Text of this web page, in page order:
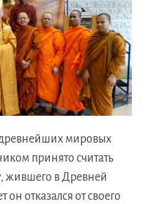
древнейших мировых
принято считать
жившего в Древней
он отказался от своего